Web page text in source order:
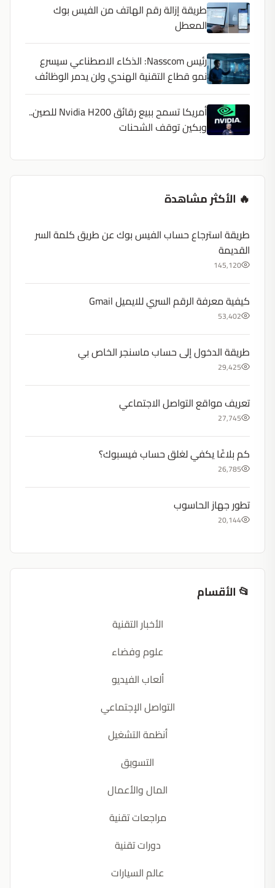
طريقة إزالة رقم الهاتف من الفيس بوك
المعطل
رئيس Nasscom: الذكاء الاصطناعي سيسرع
نمو قطاع التقنية الهندي ولن يدمر الوظائف
أمريكا تسمح ببيع رقائق Nvidia H200 للصين..
وبكين توقف الشحنات
🔥 الأكثر مشاهدة
طريقة استرجاع حساب الفيس بوك عن طريق كلمة السر
القديمة
145,120
كيفية معرفة الرقم السري للايميل Gmail
53,402
طريقة الدخول إلى حساب ماسنجر الخاص بي
29,425
تعريف مواقع التواصل الاجتماعي
27,745
كم بلاغًا يكفي لغلق حساب فيسبوك؟
26,785
تطور جهاز الحاسوب
20,144
📂 الأقسام
الأخبار التقنية
علوم وفضاء
ألعاب الفيديو
التواصل الإجتماعي
أنظمة التشغيل
التسويق
المال والأعمال
مراجعات تقنية
دورات تقنية
عالم السيارات